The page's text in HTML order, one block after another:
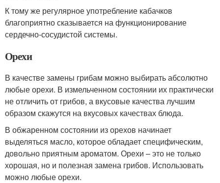
К тому же регулярное употребление кабачков
благоприятно сказывается на функционирование
сердечно-сосудистой системы.
Орехи
В качестве замены грибам можно выбирать абсолютно
любые орехи. В измельченном состоянии их практически
не отличить от грибов, а вкусовые качества лучшим
образом скажутся на вкусовых качествах блюда.
В обжаренном состоянии из орехов начинает
выделяться масло, которое обладает специфическим,
довольно приятным ароматом. Орехи – это не только
хорошая, но и полезная замена грибов. Использовать
можно любые орехи.